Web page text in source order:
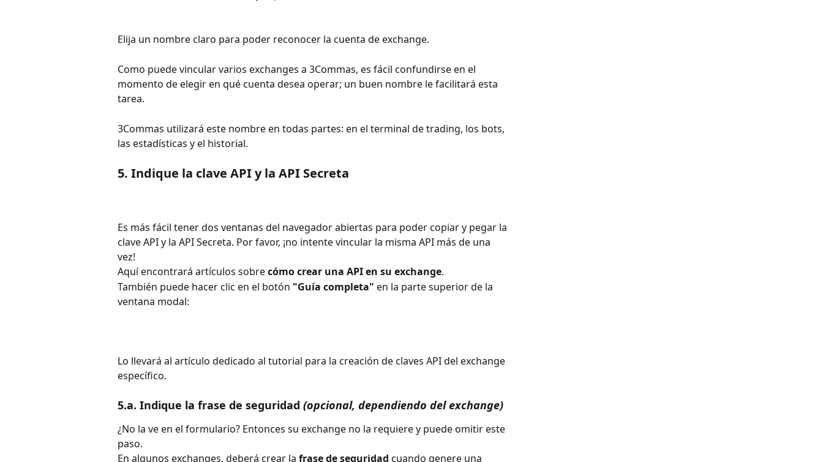
Elija un nombre claro para poder reconocer la cuenta de exchange.
Como puede vincular varios exchanges a 3Commas, es fácil confundirse en el
momento de elegir en qué cuenta desea operar; un buen nombre le facilitará esta
tarea.
3Commas utilizará este nombre en todas partes: en el terminal de trading, los bots,
las estadísticas y el historial.
5. Indique la clave API y la API Secreta
Es más fácil tener dos ventanas del navegador abiertas para poder copiar y pegar la
clave API y la API Secreta. Por favor, ¡no intente vincular la misma API más de una
vez!
Aquí encontrará artículos sobre cómo crear una API en su exchange.
También puede hacer clic en el botón "Guía completa" en la parte superior de la
ventana modal:
Lo llevará al artículo dedicado al tutorial para la creación de claves API del exchange
específico.
5.a. Indique la frase de seguridad (opcional, dependiendo del exchange)
¿No la ve en el formulario? Entonces su exchange no la requiere y puede omitir este
paso.
En algunos exchanges, deberá crear la frase de seguridad cuando genere una